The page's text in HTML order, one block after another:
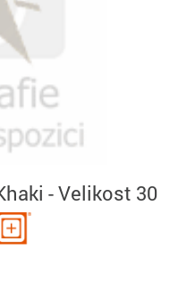
- Velikost 30